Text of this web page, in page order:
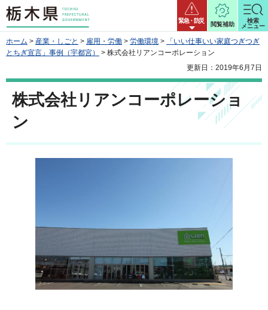
栃木県 緊急・防災
閲覧補助
検索
メニュー
ホーム > 産業・しごと > 雇用・労働 > 労働環境 >
「いい仕事いい家庭つぎつぎ
とちぎ宣言」事例（宇都宮）
> 株式会社リアンコーポレーション
更新日：2019年6月7日
株式会社リアンコーポレーショ
ン